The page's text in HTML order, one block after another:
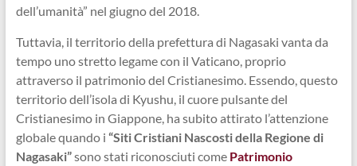
dell’umanità” nel giugno del 2018.
Tuttavia, il territorio della prefettura di Nagasaki vanta da
tempo uno stretto legame con il Vaticano, proprio
attraverso il patrimonio del Cristianesimo. Essendo, questo
territorio dell’isola di Kyushu, il cuore pulsante del
Cristianesimo in Giappone, ha subito attirato l’attenzione
globale quando i “Siti Cristiani Nascosti della Regione di
Nagasaki”sono stati riconosciuti come Patrimonio